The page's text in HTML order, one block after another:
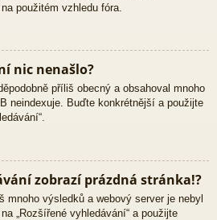
použitém vzhledu fóra.
nic nenašlo?
příliš obecný a obsahoval mnoho
neindexuje. Buďte konkrétnější a použijte
zobrazí prázdná stránka!?
mnoho výsledků a webový server je nebyl
„Rozšířené vyhledávání“ a použijte